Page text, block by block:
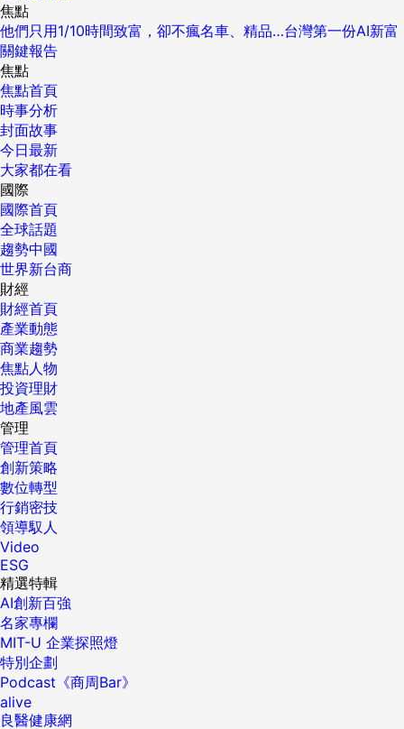
焦點
他們只用1/10時間致富，卻不瘋名車、精品…台灣第一份AI新富
關鍵報告
焦點
焦點首頁
時事分析
封面故事
今日最新
大家都在看
國際
國際首頁
全球話題
趨勢中國
世界新台商
財經
財經首頁
產業動態
商業趨勢
焦點人物
投資理財
地產風雲
管理
管理首頁
創新策略
數位轉型
行銷密技
領導馭人
Video
ESG
精選特輯
AI創新百強
名家專欄
MIT-U 企業探照燈
特別企劃
Podcast《商周Bar》
alive
良醫健康網